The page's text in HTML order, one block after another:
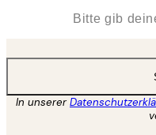
In unserer